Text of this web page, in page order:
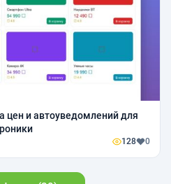
цен и автоуведомлений для
128 0